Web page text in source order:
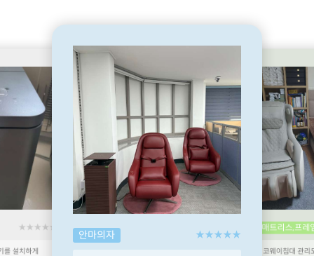
★★★★★
약하면서
매트리스,프레임 ★★★★★
주방가전
음식물처리기를